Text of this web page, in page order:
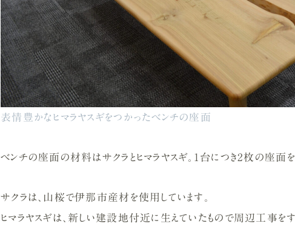
表情豊かなヒマラヤスギをつかったベンチの座面
ベンチの座面の材料はサクラとヒマラヤスギ。1台につき2枚の座面
サクラは、山桜で伊那市産材を使用しています。
ヒマラヤスギは、新しい建設地付近に生えていたもので周辺工事を